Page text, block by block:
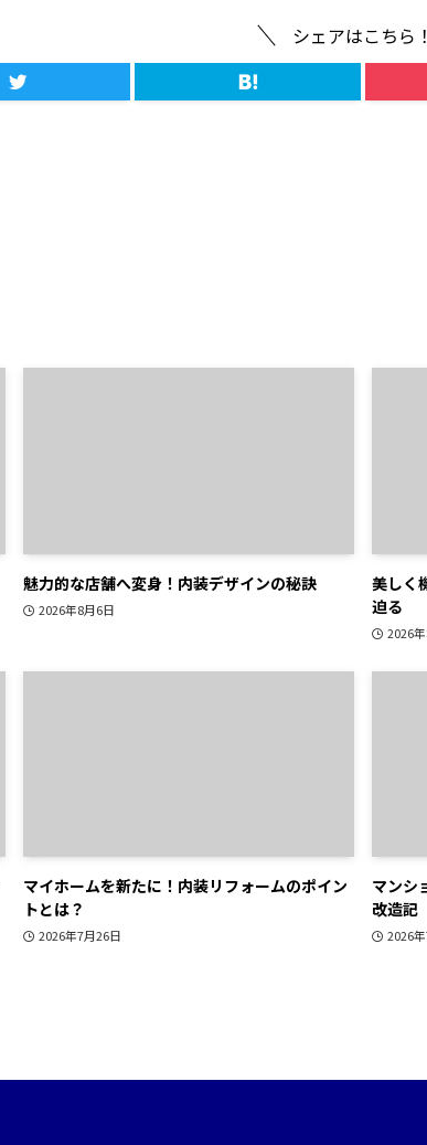
シェアはこちら！
魅力的な店舗へ変身！内装デザインの秘訣
2026年8月6日
美しく
迫る
2026
マイホームを新たに！内装リフォームのポイン
トとは？
2026年7月26日
マンシ
改造記
2026